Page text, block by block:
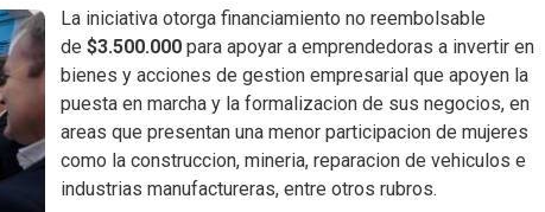
La iniciativa otorga financiamiento no reembolsable
de $3.500.000para apoyar a emprendedoras a invertir en
bienes y acciones de gestion empresarial que apoyen la
puesta en marcha y la formalizacion de sus negocios, en
areas que presentan una menor participacion de mujeres
como la construccion, mineria, reparacion de vehiculos e
industrias manufactureras, entre otros rubros.